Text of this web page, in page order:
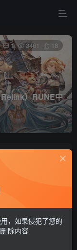
）RUNE中
1 3461 18
私信
，如果侵犯了您的
除内容